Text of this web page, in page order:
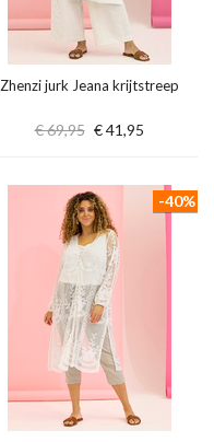
Zhenzi jurk Jeana krijtstreep
€ 69,95 € 41,95
-40%